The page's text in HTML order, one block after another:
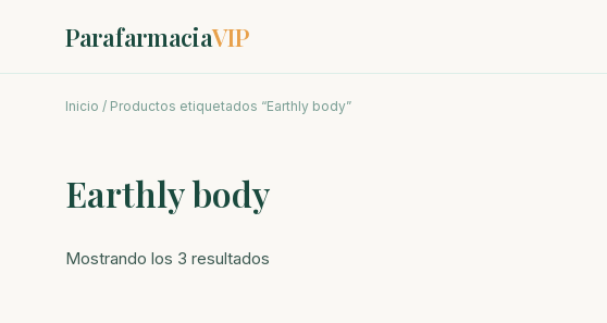
ParafarmaciaVIP
Inicio / Productos etiquetados “Earthly body”
Earthly body
Mostrando los 3 resultados